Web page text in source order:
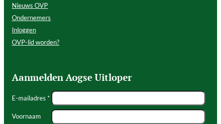
Nieuws OVP
Ondernemers
Inloggen
OVP-lid worden?
Aanmelden Aogse Uitloper
E-mailadres *
Voornaam